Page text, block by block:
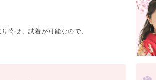
寄せ、試着が可能なので、